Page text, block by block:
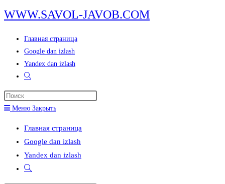
Перейти
к
содержимому
WWW.SAVOL-JAVOB.COM
Главная страница
Google dan izlash
Yandex dan izlash
Переключить
по
веб-
сайту
Меню Закрыть
Главная страница
Google dan izlash
Yandex dan izlash
Переключить